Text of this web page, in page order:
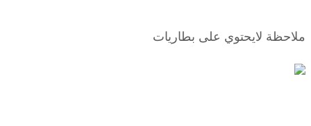
ملاحظة لايحتوي على بطاريات